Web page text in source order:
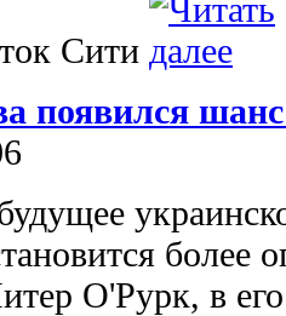
Сити
появился
О'Рурк, в его